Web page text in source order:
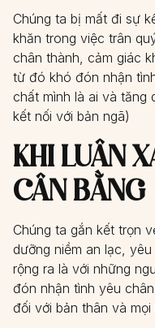
Chúng ta bị mất đi sự
khăn trong việc trân
chân thành, cảm giác
từ đó khó đón nhận
chất mình là ai và tăng
kết nối với bản ngã)
KHI LUÂN
CÂN BẰNG
Chúng ta gắn kết trọn
dưỡng niềm an lạc,
rộng ra là với những
đón nhận tình yêu
đối với bản thân và mọi